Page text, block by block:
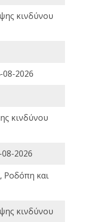
κινδύνου
08-2026
κινδύνου
2026
Ροδόπη και
κινδύνου